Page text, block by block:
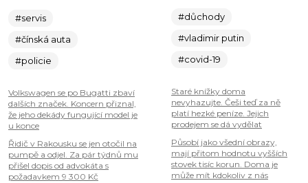
#servis
#čínská auta
#policie
Volkswagen se po Bugatti zbaví
dalších značek. Koncern přiznal,
že jeho dekády fungující model je
u konce
Řidič v Rakousku se jen otočil na
pumpě a odjel. Za pár týdnů mu
přišel dopis od advokáta s
požadavkem 9 300 Kč
#důchody
#vladimir putin
#covid-19
Staré knížky doma
nevyhazujte. Češi teď za ně
platí hezké peníze. Jejich
prodejem se dá vydělat
Působí jako všední obrazy,
mají přitom hodnotu vyšších
stovek tisíc korun. Doma je
může mít kdokoliv z nás